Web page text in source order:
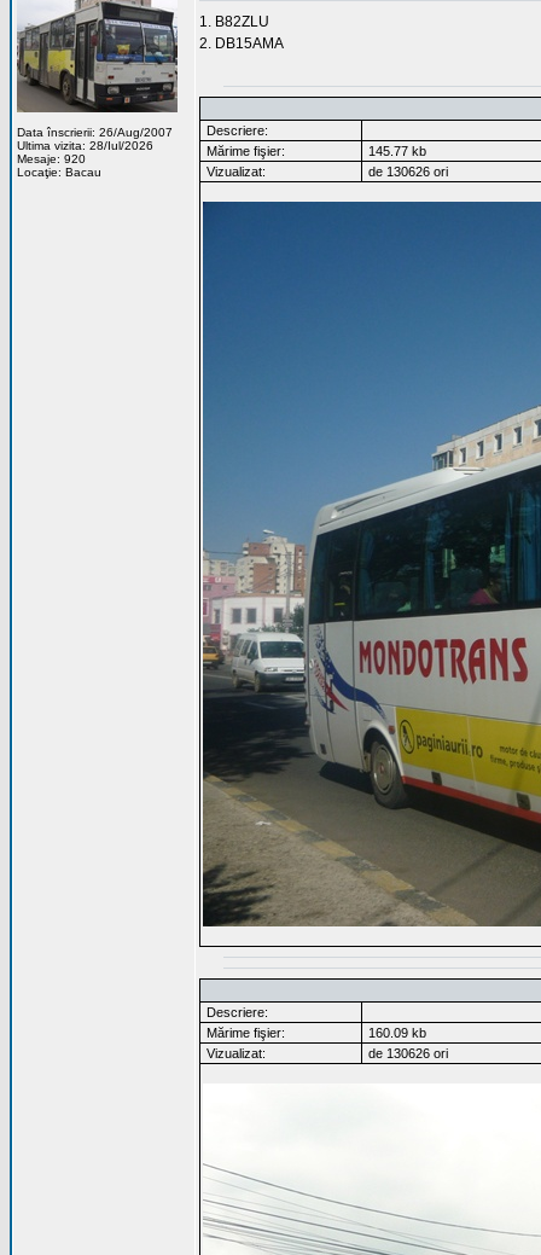
Data înscrierii: 26/Aug/2007
Ultima vizita: 28/Iul/2026
Mesaje: 920
Locaţie: Bacau
1. B82ZLU
2. DB15AMA
Descriere:
Mărime fişier:
145.77 kb
Vizualizat:
de 130626 ori
Descriere:
Mărime fişier:
160.09 kb
Vizualizat:
de 130626 ori